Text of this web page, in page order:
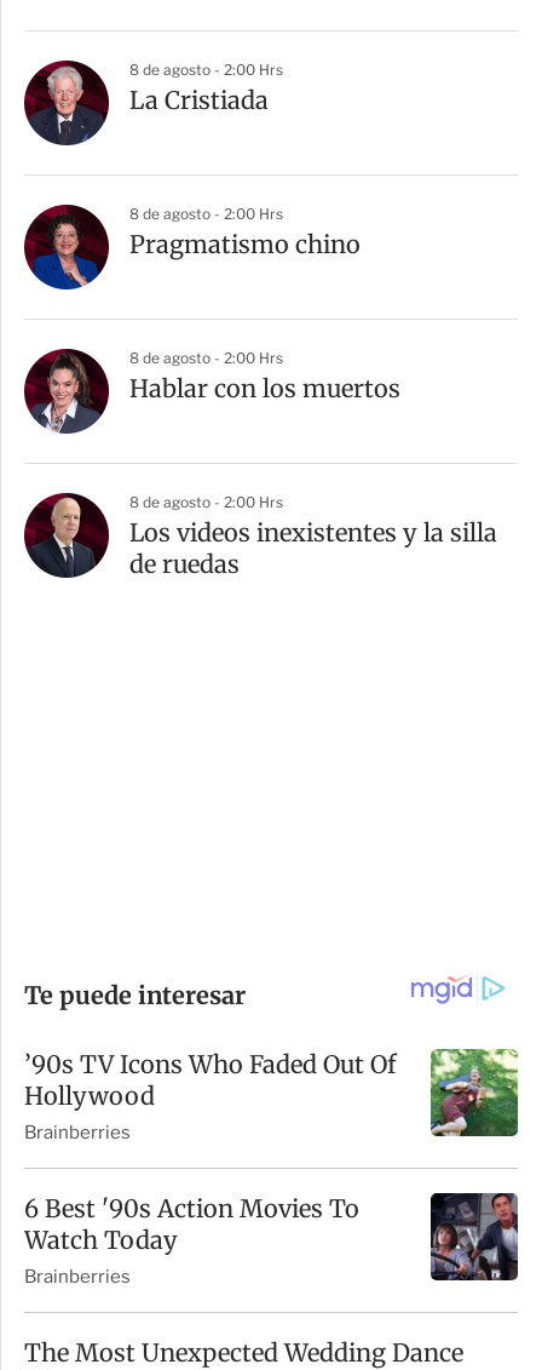
8 de agosto - 2:00 Hrs
La Cristiada
8 de agosto - 2:00 Hrs
Pragmatismo chino
8 de agosto - 2:00 Hrs
Hablar con los muertos
8 de agosto - 2:00 Hrs
Los videos inexistentes y la silla
de ruedas